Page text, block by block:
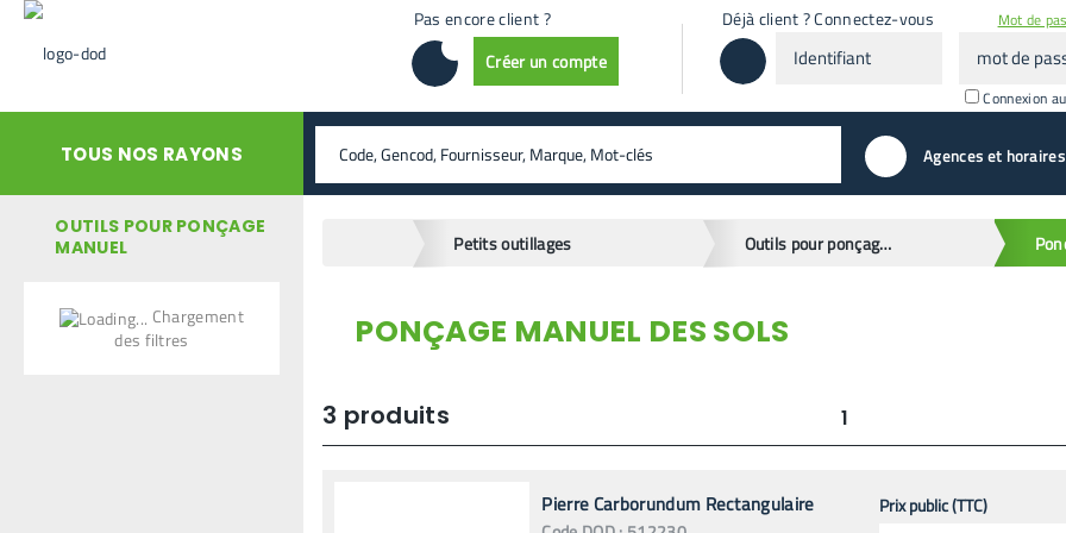
Pas encore client ?
Créer un compte
Déjà client ? Connectez-vous
passeConnexion
Mot de
TOUS NOS RAYONS rechercher valider Agences et horaires
OUTILS POUR PONÇAGE
MANUEL
Chargement
des filtres
Petits outillages Outils pour ponçage manuel
retour en arrière
PONÇAGE MANUEL DES SOLS
3 produits 1
Pierre Carborundum Rectangulaire Prix public (TTC)